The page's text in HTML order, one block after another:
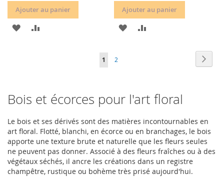
Ajouter au panier
AJOUTER
D’ENVIE
Ajouter au panier
AJOUTER
D’ENVIE
Page
Vous
la
page
1 Page
2
Bois et écorces pour l'art floral
Le bois et ses dérivés sont des matières incontournables en
art floral. Flotté, blanchi, en écorce ou en branchages, le bois
apporte une texture brute et naturelle que les fleurs seules
ne peuvent pas donner. Associé à des fleurs fraîches ou à des
végétaux séchés, il ancre les créations dans un registre
champêtre, rustique ou bohème très prisé aujourd'hui.